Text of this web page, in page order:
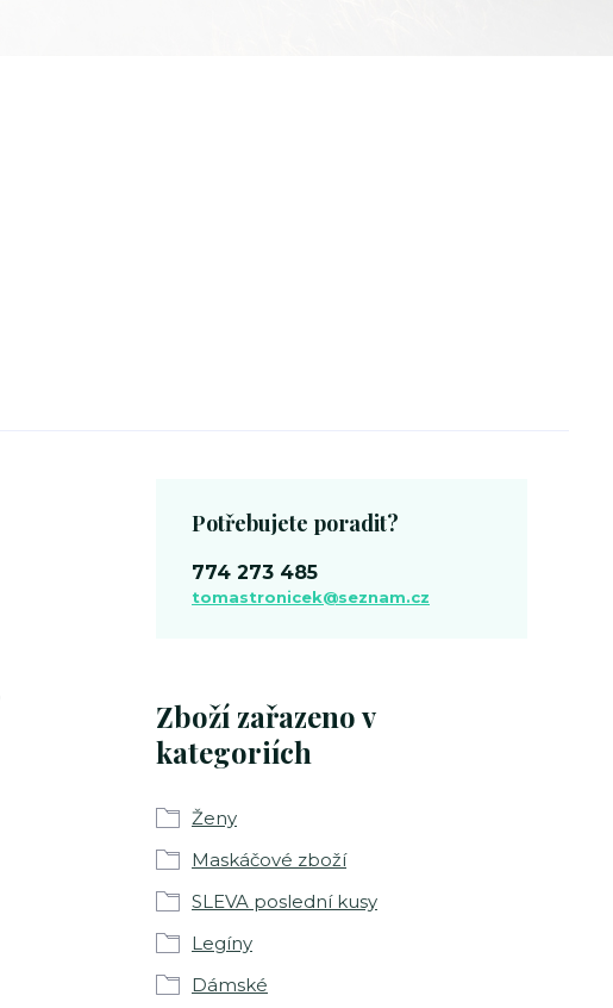
Zboží zařazeno v
kategoriích
Ženy
Maskáčové zboží
SLEVA poslední kusy
Legíny
Dámské
Potřebujete poradit?
774 273 485
tomastronicek@seznam.cz